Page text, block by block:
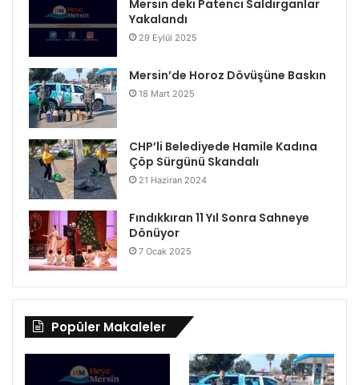
Mersin deki Patenci Saldırganlar
Yakalandı
29 Eylül 2025
Mersin’de Horoz Dövüşüne Baskın
18 Mart 2025
CHP’li Belediyede Hamile Kadına
Çöp Sürgünü Skandalı
21 Haziran 2024
Fındıkkıran 11 Yıl Sonra Sahneye
Dönüyor
7 Ocak 2025
Popüler Makaleler